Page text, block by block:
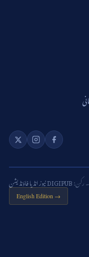
DIGIPUB نیوز انڈیا فاؤنڈیشن
English Edition →